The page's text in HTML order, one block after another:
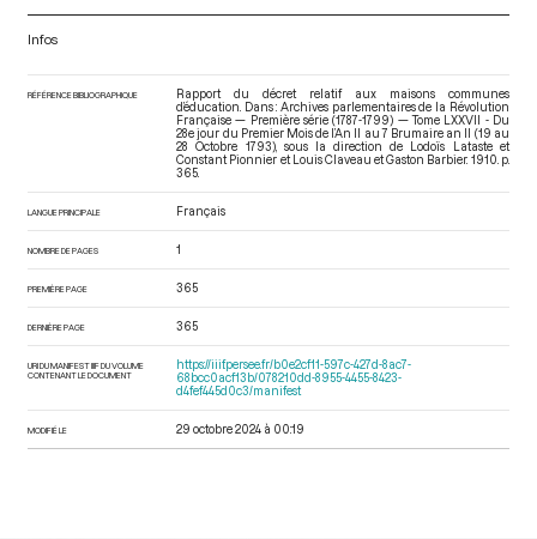
Infos
RÉFÉRENCE BIBLIOGRAPHIQUE
Rapport du décret relatif aux maisons communes
d’éducation. Dans : Archives parlementaires de la Révolution
Française — Première série (1787-1799) — Tome LXXVII - Du
28e jour du Premier Mois de l’An II au 7 Brumaire an II (19 au
28 Octobre 1793), sous la direction de Lodoïs Lataste et
Constant Pionnier et Louis Claveau et Gaston Barbier. 1910. p.
365.
LANGUE PRINCIPALE Français
NOMBRE DE PAGES 1
PREMIÈRE PAGE 365
DERNIÈRE PAGE 365
URI DU MANIFEST IIIF DU VOLUME
CONTENANT LE DOCUMENT
https://iiif.persee.fr/b0e2cf11-597c-427d-8ac7-
68bcc0acf13b/078210dd-8955-4455-8423-
d4fef445d0c3/manifest
MODIFIÉ LE 29 octobre 2024 à 00:19